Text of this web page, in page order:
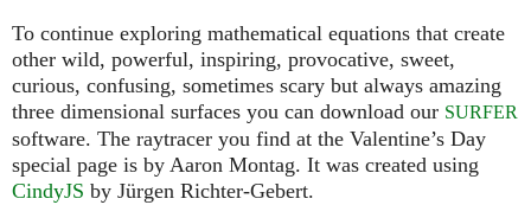
To continue exploring mathematical equations that create
other wild, powerful, inspiring, provocative, sweet,
curious, confusing, sometimes scary but always amazing
three dimensional surfaces you can download our SURFER
software. The raytracer you find at the Valentine’s Day
special page is by Aaron Montag. It was created using
CindyJS by Jürgen Richter-Gebert.